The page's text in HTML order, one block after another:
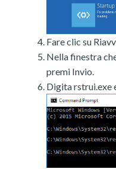
Fare clic su
Nella finestra
premi Invio.
Digita rstrui.exe